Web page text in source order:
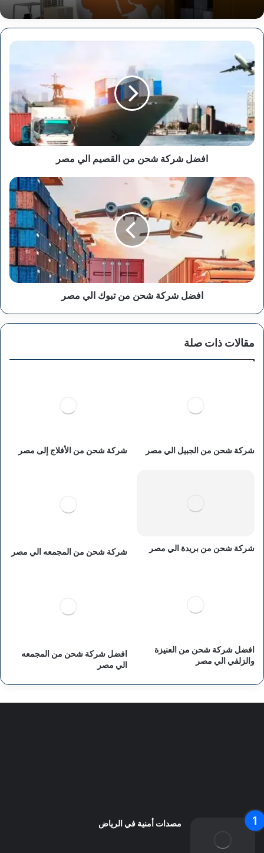
افضل
شركة
شحن
القصيم
الي
مصر
افضل شركة شحن من القصيم الي مصر
افضل
شركة
شحن
من
تبوك
الي
مصر
افضل شركة شحن من تبوك الي مصر
مقالات ذات صلة
شركة شحن من الجبيل الي مصر شركة شحن من الأفلاج إلى مصر
شركة شحن من بريدة الي مصر شركة شحن من المجمعه الي مصر
افضل شركة شحن من العنيزة
والزلفي الي مصر
افضل شركة شحن من المجمعه
الي مصر
مصدات أمنية في الرياض